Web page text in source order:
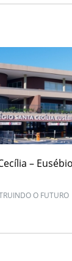
– Eusébio
O FUTURO